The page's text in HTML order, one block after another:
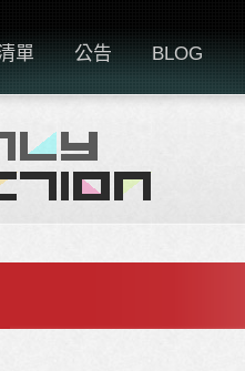
單 公告 BLOG